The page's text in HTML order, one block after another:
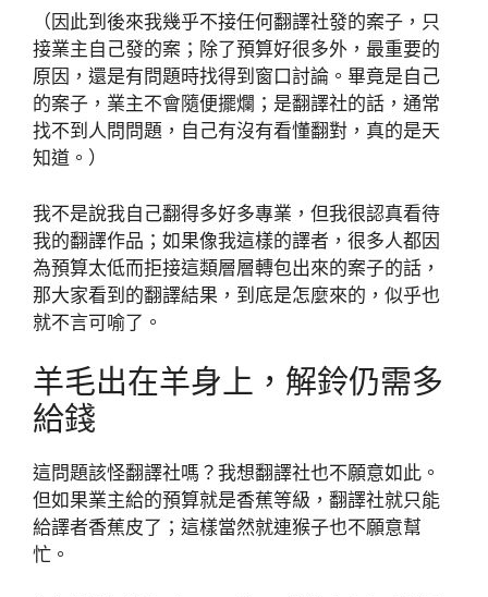
（因此到後來我幾乎不接任何翻譯社發的案子，只
接業主自己發的案；除了預算好很多外，最重要的
原因，還是有問題時找得到窗口討論。畢竟是自己
的案子，業主不會隨便擺爛；是翻譯社的話，通常
找不到人問問題，自己有沒有看懂翻對，真的是天
知道。）
我不是說我自己翻得多好多專業，但我很認真看待
我的翻譯作品；如果像我這樣的譯者，很多人都因
為預算太低而拒接這類層層轉包出來的案子的話，
那大家看到的翻譯結果，到底是怎麼來的，似乎也
就不言可喻了。
羊毛出在羊身上，解鈴仍需多
給錢
這問題該怪翻譯社嗎？我想翻譯社也不願意如此。
但如果業主給的預算就是香蕉等級，翻譯社就只能
給譯者香蕉皮了；這樣當然就連猴子也不願意幫
忙。